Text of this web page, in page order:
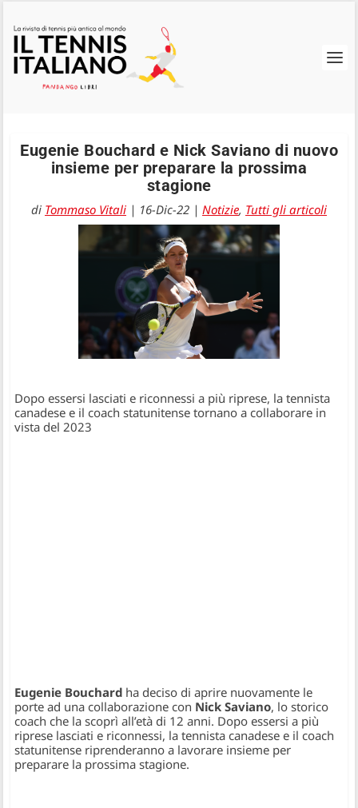
Eugenie Bouchard e Nick Saviano di nuovo
insieme per preparare la prossima
stagione
di Tommaso Vitali | 16-Dic-22 | Notizie, Tutti gli articoli
Dopo essersi lasciati e riconnessi a più riprese, la tennista
canadese e il coach statunitense tornano a collaborare in
vista del 2023
Eugenie Bouchard ha deciso di aprire nuovamente le
porte ad una collaborazione con Nick Saviano, lo storico
coach che la scoprì all’età di 12 anni. Dopo essersi a più
riprese lasciati e riconnessi, la tennista canadese e il coach
statunitense riprenderanno a lavorare insieme per
preparare la prossima stagione.